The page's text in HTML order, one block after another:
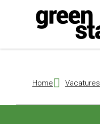
Home Vacatures